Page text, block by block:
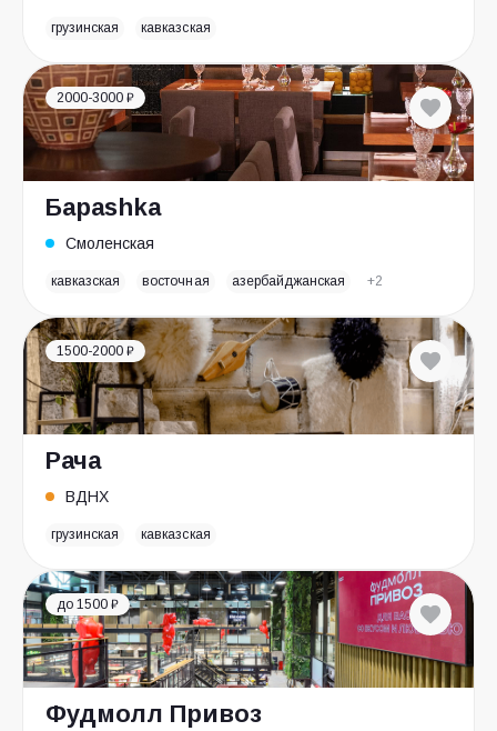
грузинская кавказская
2000-3000 ₽
Бараshka
Смоленская
кавказская восточная азербайджанская +2
1500-2000 ₽
Рача
ВДНХ
грузинская кавказская
до 1500 ₽
Фудмолл Привоз